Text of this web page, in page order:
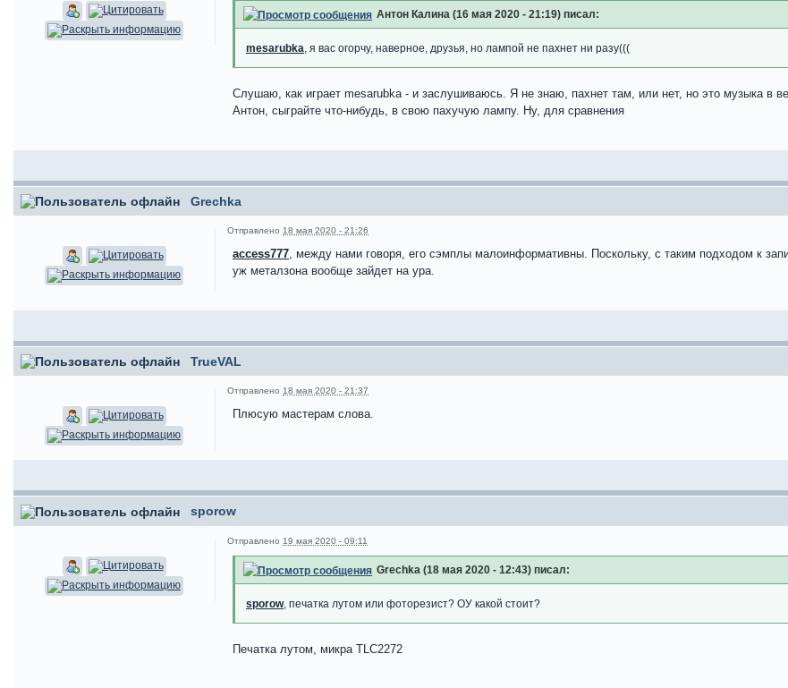
Антон Калина (16 мая 2020 - 21:19) писал:
mesarubka , я вас огорчу, наверное, друзья, но лампой не пахнет ни разу(((
Слушаю, как играет mesarubka - и заслушиваюсь. Я не знаю, пахнет там, или нет, но это музыка в
Антон, сыграйте что-нибудь, в свою пахучую лампу. Ну, для сравнения
Grechka
Отправлено 18 мая 2020 - 21:26
access777, между нами говоря, его сэмплы малоинформативны. Поскольку, с таким подходом к
уж металзона вообще зайдет на ура.
TrueVAL
Отправлено 18 мая 2020 - 21:37
Плюсую мастерам слова.
sporow
Отправлено 19 мая 2020 - 09:11
Grechka (18 мая 2020 - 12:43) писал:
sporow, печатка лутом или фоторезист? ОУ какой стоит?
Печатка лутом, микра TLC2272